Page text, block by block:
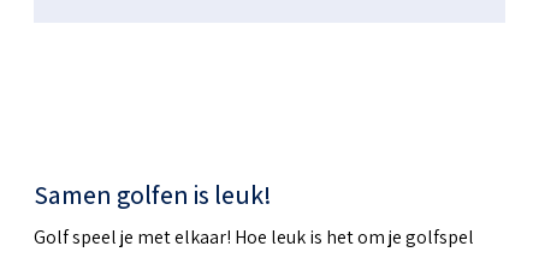
Samen golfen is leuk!
Golf speel je met elkaar! Hoe leuk is het om je golfspel